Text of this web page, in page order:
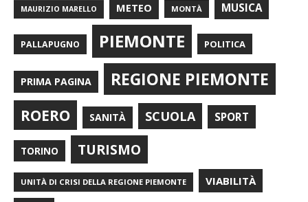
MAURIZIO MARELLO METEO MONTÀ MUSICA
PALLAPUGNO PIEMONTE POLITICA
PRIMA PAGINA REGIONE PIEMONTE
ROERO SANITÀ SCUOLA SPORT
TORINO TURISMO
UNITÀ DI CRISI DELLA REGIONE PIEMONTE VIABILITÀ